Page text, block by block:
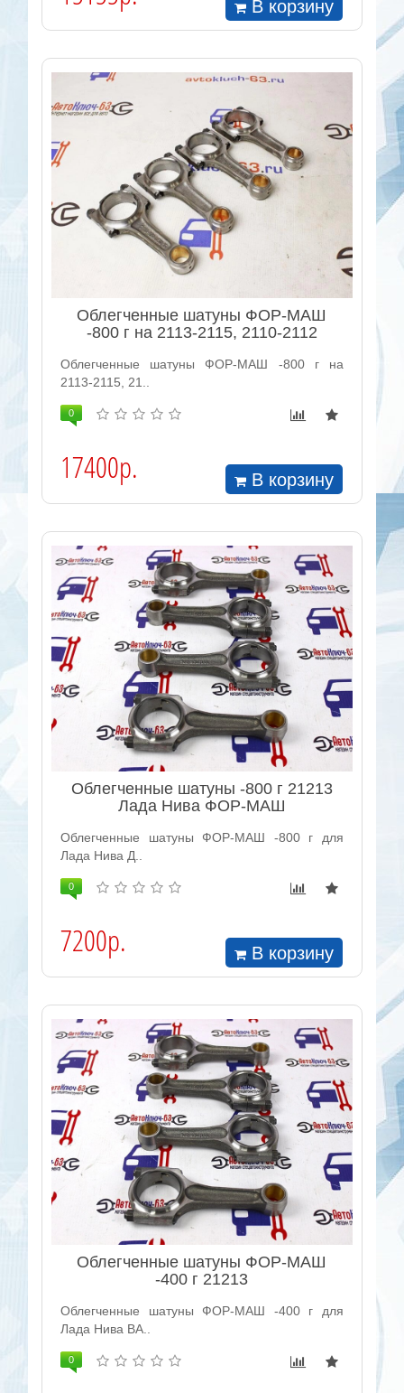
В корзину
Облегченные шатуны ФОР-МАШ
-800 г на 2113-2115, 2110-2112
Облегченные шатуны ФОР-МАШ -800 г на
2113-2115, 21..
0
17400р. В корзину
Облегченные шатуны -800 г 21213
Лада Нива ФОР-МАШ
Облегченные шатуны ФОР-МАШ -800 г для
Лада Нива Д..
0
7200р. В корзину
Облегченные шатуны ФОР-МАШ
-400 г 21213
Облегченные шатуны ФОР-МАШ -400 г для
Лада Нива ВА..
0